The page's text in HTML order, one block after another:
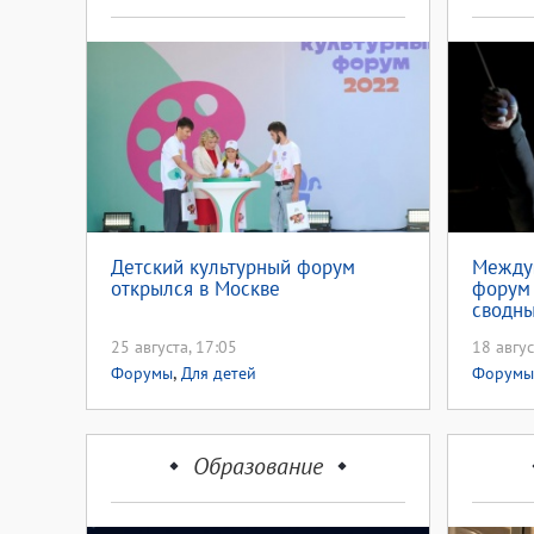
Детский культурный форум
открылся в Москве
25 августа, 17:05
Форумы, Для детей
форум
18
Форумы
Образование